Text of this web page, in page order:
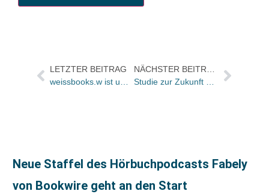
LETZTER BEITRAG
weissbooks.w ist umgezogen: Neue Verlagsräume am Frankfurter Osthafen – mit einem echten W….
NÄCHSTER BEITRAG
Studie zur Zukunft des Handels sagt große Veränderungen durch Digitalisierung voraus
Neue Staffel des Hörbuchpodcasts Fabely
von Bookwire geht an den Start